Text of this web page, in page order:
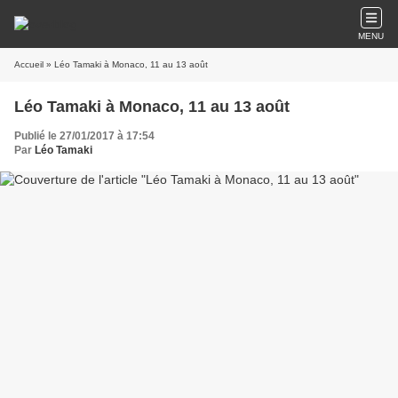
MENU
Accueil » Léo Tamaki à Monaco, 11 au 13 août
Léo Tamaki à Monaco, 11 au 13 août
Publié le 27/01/2017 à 17:54
Par Léo Tamaki